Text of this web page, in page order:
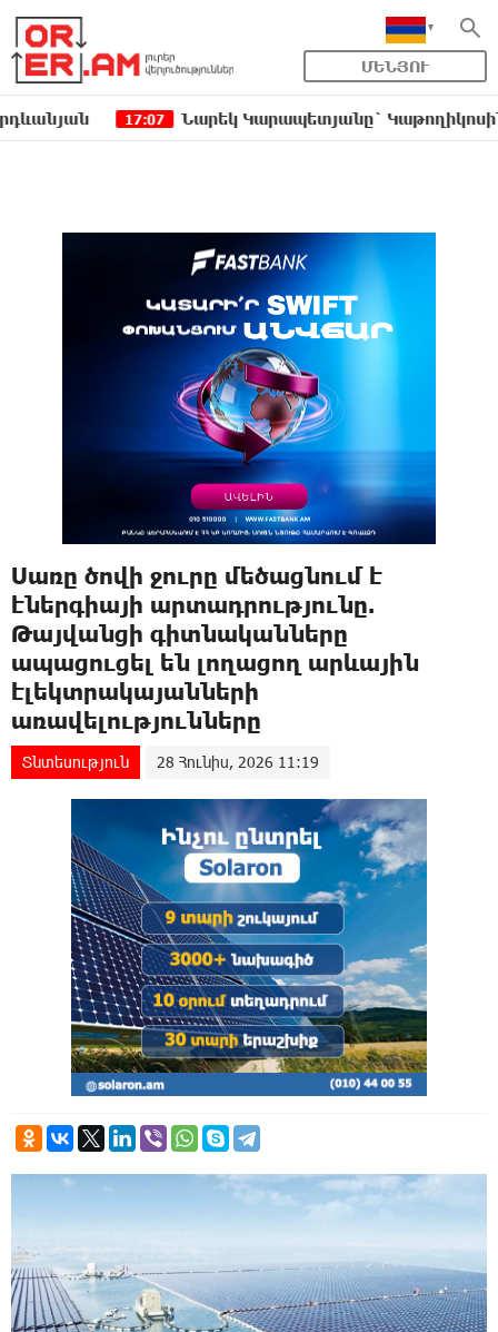
ՄԵՆՅՈՒ
17:07 Նարեկ Կարապետյանը` Կաթողիկոսին
Սառը ծովի ջուրը մեծացնում է
էներգիայի արտադրությունը.
Թայվանցի գիտնականները
ապացուցել են լողացող արևային
էլեկտրակայանների
առավելությունները
Տնտեսություն 28 Հունիս, 2026 11:19